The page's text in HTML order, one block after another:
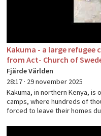
Kakuma - a large refugee
from Act- Church of
Fjärde Världen
28:17 · 29 november 2025
Kakuma, in northern Kenya,
camps, where hundreds of
forced to leave their homes